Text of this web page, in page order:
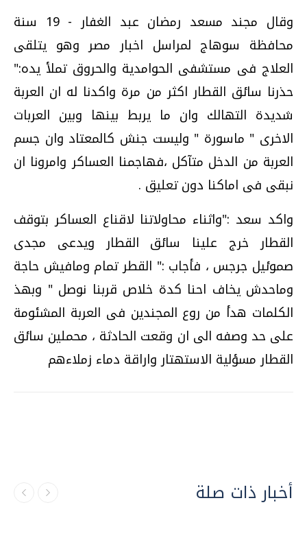
وقال مجند مسعد رمضان عبد الغفار - 19 سنة
محافظة سوهاج لمراسل اخبار مصر وهو يتلقى
العلاج فى مستشفى الحوامدية والحروق تملأ يده:"
حذرنا سائق القطار اكثر من مرة واكدنا له ان العربة
شديدة التهالك وان ما يربط بينها وبين العربات
الاخرى " ماسورة " وليست جنش كالمعتاد وان جسم
العربة من الدخل متآكل ،فهاجمنا العساكر وامرونا ان
نبقى فى اماكنا دون تعليق .
واكد سعد :"واثناء محاولاتنا لاقناع العساكر بتوقف
القطار خرج علينا سائق القطار ويدعى مجدى
صموئيل جرجس ، فأجاب :" القطر تمام ومافيش حاجة
وماحدش يخاف احنا كدة خلاص قربنا نوصل " وبهذ
الكلمات هدأ من روع المجندين فى العربة المشئومة
على حد وصفه الى ان وقعت الحادثة ، محملين سائق
القطار مسؤلية الاستهتار واراقة دماء زملاءهم
أخبار ذات صلة